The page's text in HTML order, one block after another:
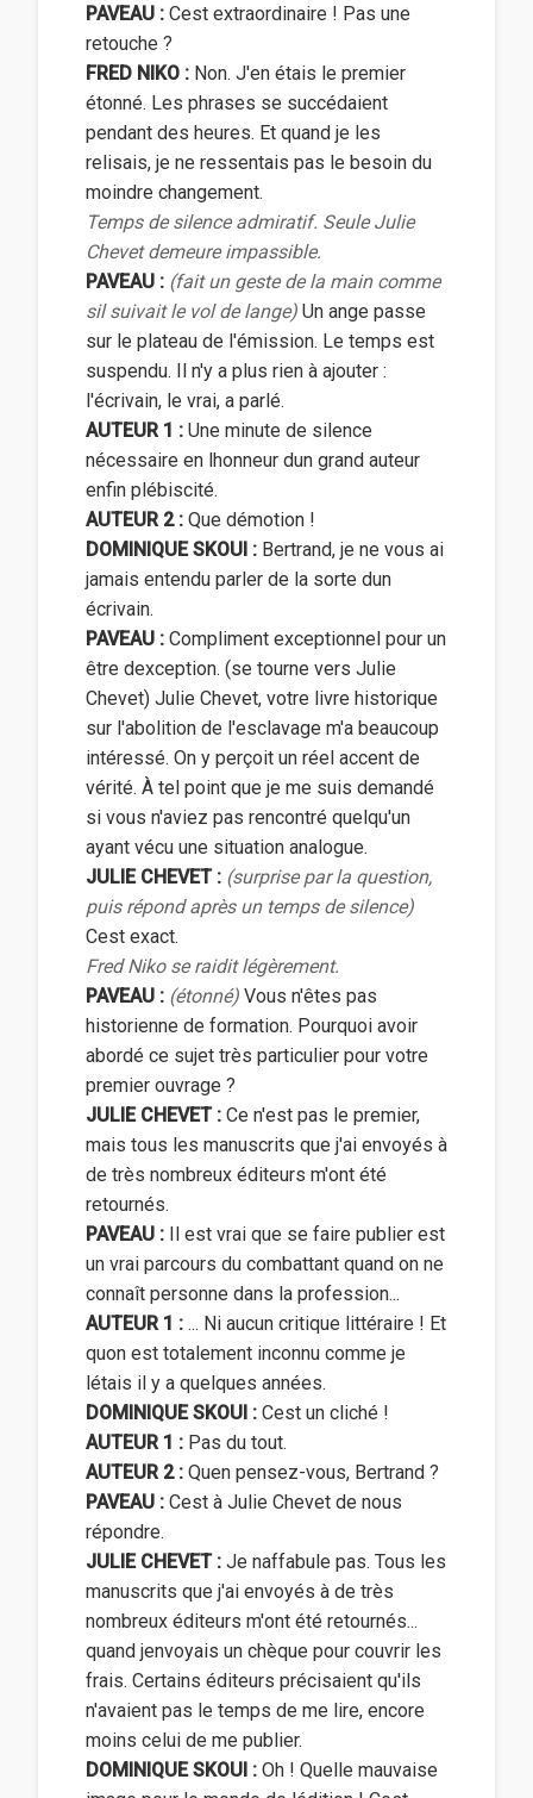
PAVEAU : Cest extraordinaire ! Pas une
retouche ?
FRED NIKO : Non. J'en étais le premier
étonné. Les phrases se succédaient
pendant des heures. Et quand je les
relisais, je ne ressentais pas le besoin du
moindre changement.
Temps de silence admiratif. Seule Julie
Chevet demeure impassible.
PAVEAU : (fait un geste de la main comme
sil suivait le vol de lange) Un ange passe
sur le plateau de l'émission. Le temps est
suspendu. Il n'y a plus rien à ajouter :
l'écrivain, le vrai, a parlé.
AUTEUR 1 : Une minute de silence
nécessaire en lhonneur dun grand auteur
enfin plébiscité.
AUTEUR 2 : Que démotion !
DOMINIQUE SKOUI : Bertrand, je ne vous ai
jamais entendu parler de la sorte dun
écrivain.
PAVEAU : Compliment exceptionnel pour un
être dexception. (se tourne vers Julie
Chevet) Julie Chevet, votre livre historique
sur l'abolition de l'esclavage m'a beaucoup
intéressé. On y perçoit un réel accent de
vérité. À tel point que je me suis demandé
si vous n'aviez pas rencontré quelqu'un
ayant vécu une situation analogue.
JULIE CHEVET : (surprise par la question,
puis répond après un temps de silence)
Cest exact.
Fred Niko se raidit légèrement.
PAVEAU : (étonné) Vous n'êtes pas
historienne de formation. Pourquoi avoir
abordé ce sujet très particulier pour votre
premier ouvrage ?
JULIE CHEVET : Ce n'est pas le premier,
mais tous les manuscrits que j'ai envoyés à
de très nombreux éditeurs m'ont été
retournés.
PAVEAU : Il est vrai que se faire publier est
un vrai parcours du combattant quand on ne
connaît personne dans la profession...
AUTEUR 1 : ... Ni aucun critique littéraire ! Et
quon est totalement inconnu comme je
létais il y a quelques années.
DOMINIQUE SKOUI : Cest un cliché !
AUTEUR 1 : Pas du tout.
AUTEUR 2 : Quen pensez-vous, Bertrand ?
PAVEAU : Cest à Julie Chevet de nous
répondre.
JULIE CHEVET : Je naffabule pas. Tous les
manuscrits que j'ai envoyés à de très
nombreux éditeurs m'ont été retournés...
quand jenvoyais un chèque pour couvrir les
frais. Certains éditeurs précisaient qu'ils
n'avaient pas le temps de me lire, encore
moins celui de me publier.
DOMINIQUE SKOUI : Oh ! Quelle mauvaise